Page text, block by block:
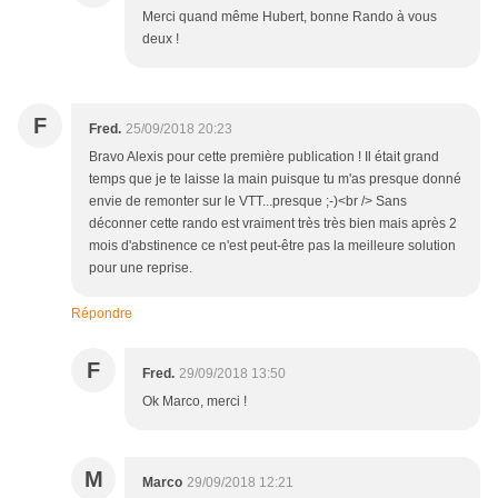
Merci quand même Hubert, bonne Rando à vous
deux !
F Fred. 25/09/2018 20:23
Bravo Alexis pour cette première publication ! Il était grand
temps que je te laisse la main puisque tu m'as presque donné
envie de remonter sur le VTT...presque ;-)<br /> Sans
déconner cette rando est vraiment très très bien mais après 2
mois d'abstinence ce n'est peut-être pas la meilleure solution
pour une reprise.
Répondre
F Fred. 29/09/2018 13:50
Ok Marco, merci !
M Marco 29/09/2018 12:21